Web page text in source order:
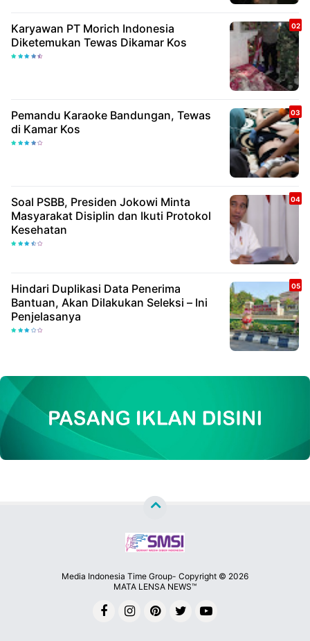
Karyawan PT Morich Indonesia
Diketemukan Tewas Dikamar Kos
Pemandu Karaoke Bandungan, Tewas
di Kamar Kos
Soal PSBB, Presiden Jokowi Minta
Masyarakat Disiplin dan Ikuti Protokol
Kesehatan
Hindari Duplikasi Data Penerima
Bantuan, Akan Dilakukan Seleksi – Ini
Penjelasanya
Media Indonesia Time Group- Copyright © 2026
MATA LENSA NEWS™
By
Raushan